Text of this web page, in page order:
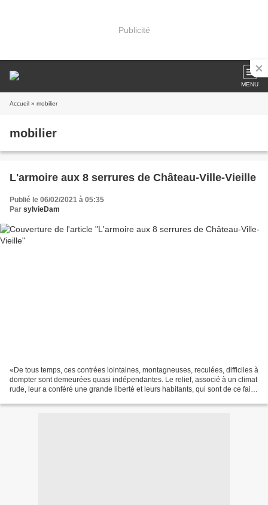
Publicité
MENU
Accueil » mobilier
mobilier
L'armoire aux 8 serrures de Château-Ville-Vieille
Publié le 06/02/2021 à 05:35
Par sylvieDam
«De tous temps, ces contrées lointaines, montagneuses, reculées, difficiles à
dompter sont demeurées quasi indépendantes. Le relief, associé à un climat
rude, leur a conféré une grande liberté et leurs habitants, qui sont de ce fait